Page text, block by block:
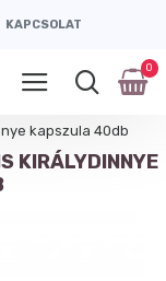
KAPCSOLAT
0
kapszula 40db
KIRÁLYDINNYE